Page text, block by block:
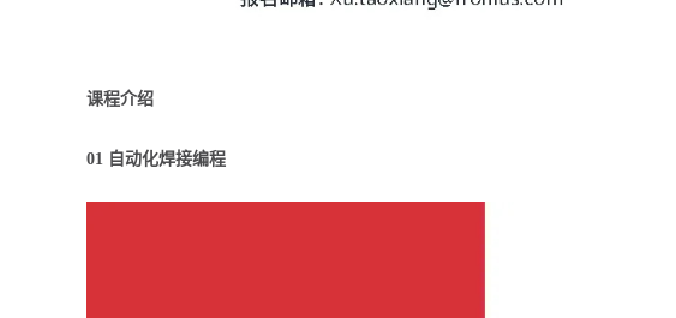
课程介绍
01 自动化焊接编程